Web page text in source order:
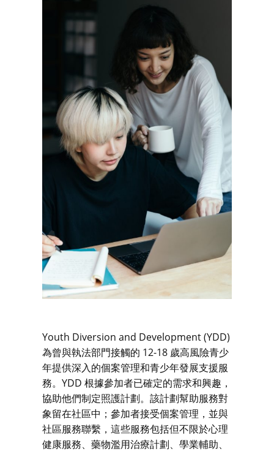
Youth Diversion and Development (YDD)
為曾與執法部門接觸的 12-18 歲高風險青少
年提供深入的個案管理和青少年發展支援服
務。YDD 根據參加者已確定的需求和興趣，
協助他們制定照護計劃。該計劃幫助服務對
象留在社區中；參加者接受個案管理，並與
社區服務聯繫，這些服務包括但不限於心理
健康服務、藥物濫用治療計劃、學業輔助、